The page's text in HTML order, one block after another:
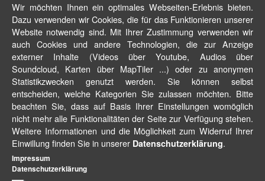
Wir möchten Ihnen ein optimales Webseiten-Erlebnis bieten.
Dazu verwenden wir Cookies, die für das Funktionieren unserer
Website notwendig sind. Mit Ihrer Zustimmung verwenden wir
auch Cookies und andere Technologien, die zur Anzeige
externer Inhalte (Videos über Youtube, Audios über
Soundcloud, Karten über MapTiler ...) oder zu anonymen
Statistikzwecken genutzt werden. Sie können selbst
entscheiden, welche Kategorien Sie zulassen möchten. Bitte
beachten Sie, dass auf Basis Ihrer Einstellungen womöglich
nicht mehr alle Funktionalitäten der Seite zur Verfügung stehen.
Weitere Informationen und die Möglichkeit zum Widerruf Ihrer
Einwillung finden Sie in unserer Datenschutzerklärung.
Impressum
Datenschutzerklärung